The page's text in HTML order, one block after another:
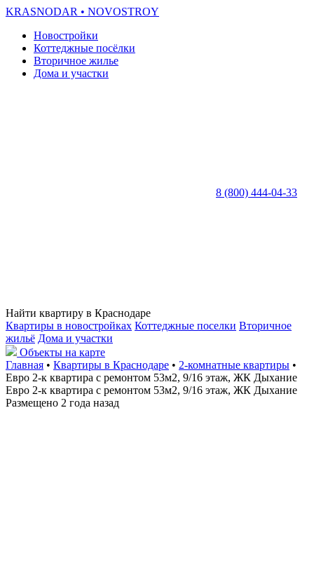
KRASNODAR • NOVOSTROY
Новостройки
Коттеджные посёлки
Вторичное жилье
Дома и участки
8 (800) 444-04-33
Найти квартиру в Краснодаре
Квартиры в новостройках Коттеджные поселки Вторичное
жильё Дома и участки
Объекты на карте
Главная • Квартиры в Краснодаре • 2-комнатные квартиры •
Евро 2-к квартира с ремонтом 53м2, 9/16 этаж, ЖК Дыхание
Евро 2-к квартира с ремонтом 53м2, 9/16 этаж, ЖК Дыхание
Размещено 2 года назад